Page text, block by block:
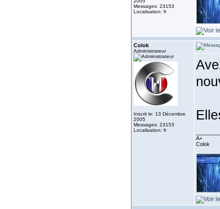
Messages: 23153
Localisation: fr
Colok
Administrateur
Inscrit le: 13 Décembre
2005
Messages: 23153
Localisation: fr
A+
Colok